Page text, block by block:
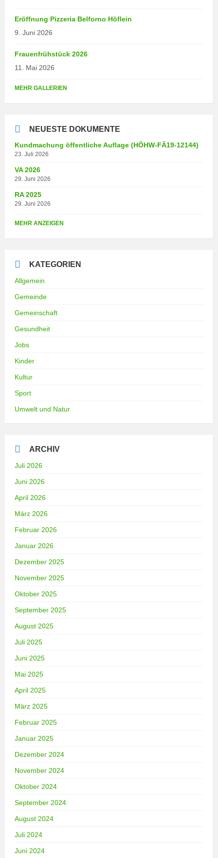
Eröffnung Pizzeria Belforno Höflein
9. Juni 2026
Frauenfrühstück 2026
11. Mai 2026
MEHR GALLERIEN
NEUESTE DOKUMENTE
Kundmachung öffentliche Auflage (HÖHW-FÄ19-12144)
23. Juli 2026
VA 2026
29. Juni 2026
RA 2025
29. Juni 2026
MEHR ANZEIGEN
KATEGORIEN
Allgemein
Gemeinde
Gemeinschaft
Gesundheit
Jobs
Kinder
Kultur
Sport
Umwelt und Natur
ARCHIV
Juli 2026
Juni 2026
April 2026
März 2026
Februar 2026
Januar 2026
Dezember 2025
November 2025
Oktober 2025
September 2025
August 2025
Juli 2025
Juni 2025
Mai 2025
April 2025
März 2025
Februar 2025
Januar 2025
Dezember 2024
November 2024
Oktober 2024
September 2024
August 2024
Juli 2024
Juni 2024